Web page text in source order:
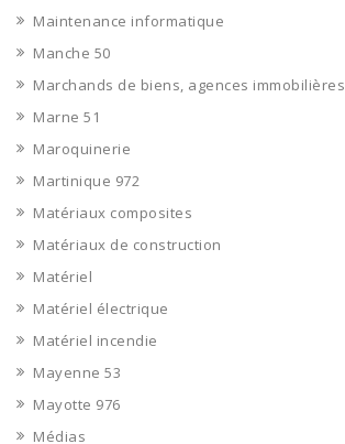
Maintenance informatique
Manche 50
Marchands de biens, agences immobilières
Marne 51
Maroquinerie
Martinique 972
Matériaux composites
Matériaux de construction
Matériel
Matériel électrique
Matériel incendie
Mayenne 53
Mayotte 976
Médias